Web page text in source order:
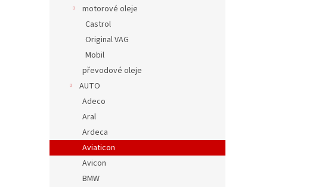
motorové oleje
Castrol
Original VAG
Mobil
převodové oleje
AUTO
Adeco
Aral
Ardeca
Aviaticon
Avicon
BMW